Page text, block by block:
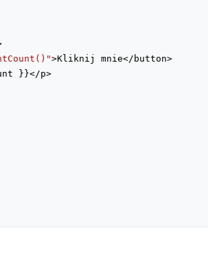
>Kliknij mnie</button>
}}</p>